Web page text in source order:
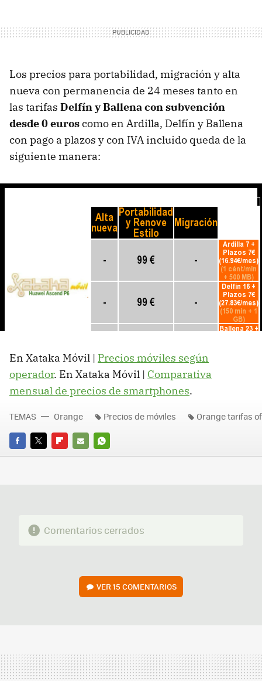
Los precios para portabilidad, migración y alta
nueva con permanencia de 24 meses tanto en
las tarifas Delfín y Ballena con subvención
desde 0 euroscomo en Ardilla, Delfín y Ballena
con pago a plazos y con IVA incluido queda de la
siguiente manera:
En Xataka Móvil | Precios móviles según
operador. En Xataka Móvil | Comparativa
mensual de precios de smartphones.
FACEBOOK
TWITTERFLIPBOARD
E-
WHATSAPP
TEMAS Orange Precios de móviles Orange tarifas
Comentarios cerrados
VER15 COMENTARIOS